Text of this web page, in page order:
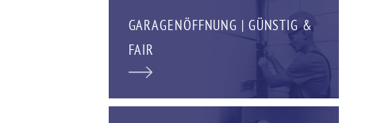
GARAGENÖFFNUNG | GÜNSTIG &
FAIR